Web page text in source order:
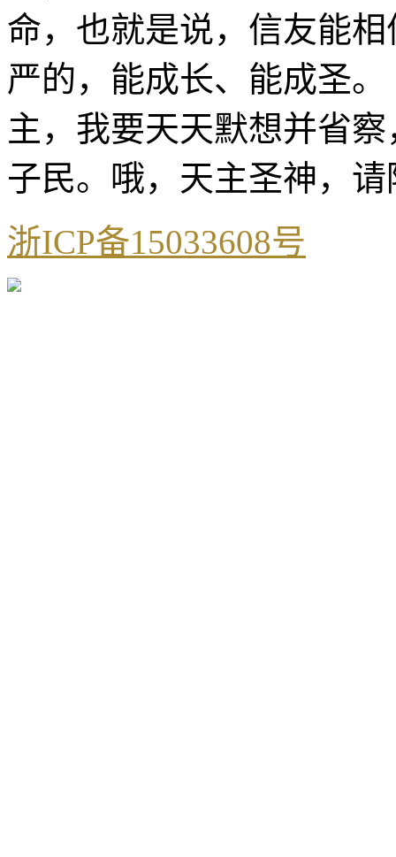
命，也就是说，信友能
严的，能成长、能成圣。
主，我要天天默想并省
子民。哦，天主圣神，请
浙ICP备15033608号